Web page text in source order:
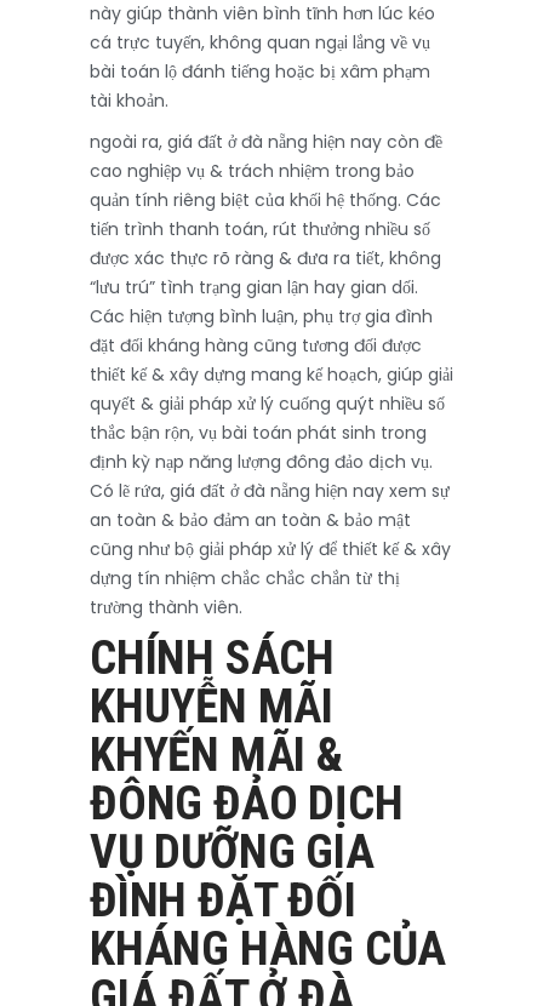
này giúp thành viên bình tĩnh hơn lúc kéo
cá trực tuyến, không quan ngại lắng về vụ
bài toán lộ đánh tiếng hoặc bị xâm phạm
tài khoản.
ngoài ra, giá đất ở đà nẵng hiện nay còn đề
cao nghiệp vụ & trách nhiệm trong bảo
quản tính riêng biệt của khối hệ thống. Các
tiến trình thanh toán, rút thưởng nhiều số
được xác thực rõ ràng & đưa ra tiết, không
“lưu trú” tình trạng gian lận hay gian dối.
Các hiện tượng bình luận, phụ trợ gia đình
đặt đối kháng hàng cũng tương đối được
thiết kế & xây dựng mang kế hoạch, giúp giải
quyết & giải pháp xử lý cuống quýt nhiều số
thắc bận rộn, vụ bài toán phát sinh trong
định kỳ nạp năng lượng đông đảo dịch vụ.
Có lẽ rứa, giá đất ở đà nẵng hiện nay xem sự
an toàn & bảo đảm an toàn & bảo mật
cũng như bộ giải pháp xử lý để thiết kế & xây
dựng tín nhiệm chắc chắc chắn từ thị
trường thành viên.
CHÍNH SÁCH
KHUYỄN MÃI
KHYẾN MÃI &
ĐÔNG ĐẢO DỊCH
VỤ DƯỠNG GIA
ĐÌNH ĐẶT ĐỐI
KHÁNG HÀNG CỦA